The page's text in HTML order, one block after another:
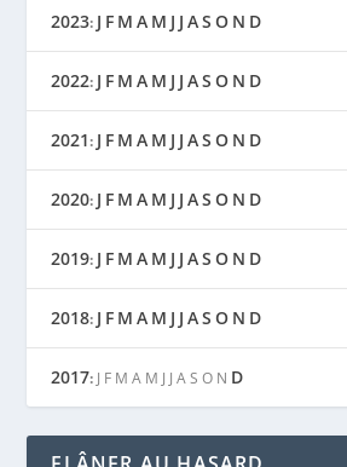
2023: J F M A M J J AS O N D
2022: J F M A M J J AS O N D
2021: J F M A M J J AS O N D
2020: J F M A M J J AS O N D
2019: J F M A M J J AS O N D
2018: J F M A M J J AS O N D
2017: J F M A M J J A S O N D